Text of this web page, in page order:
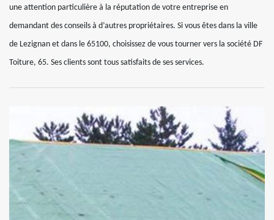
une attention particulière à la réputation de votre entreprise en
demandant des conseils à d’autres propriétaires. Si vous êtes dans la ville
de Lezignan et dans le 65100, choisissez de vous tourner vers la société DF
Toiture, 65. Ses clients sont tous satisfaits de ses services.